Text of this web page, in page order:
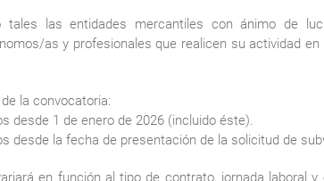
tales las entidades mercantiles con ánimo de
as y profesionales que realicen su actividad
la convocatoria:
desde 1 de enero de 2026 (incluido éste).
desde la fecha de presentación de la solicitud de
en función al tipo de contrato, jornada laboral